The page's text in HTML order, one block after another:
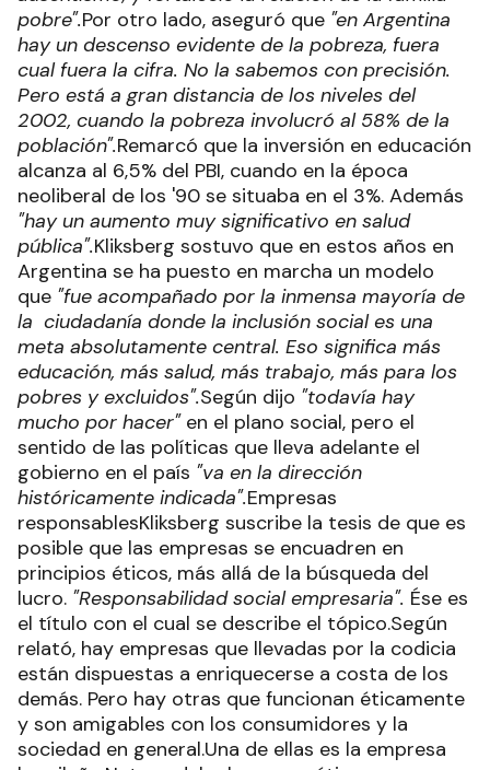
pobre".Por otro lado, aseguró que "en Argentina
hay un descenso evidente de la pobreza, fuera
cual fuera la cifra. No la sabemos con precisión.
Pero está a gran distancia de los niveles del
2002, cuando la pobreza involucró al 58% de la
población".Remarcó que la inversión en educación
alcanza al 6,5% del PBI, cuando en la época
neoliberal de los '90 se situaba en el 3%. Además
"hay un aumento muy significativo en salud
pública".Kliksberg sostuvo que en estos años en
Argentina se ha puesto en marcha un modelo
que "fue acompañado por la inmensa mayoría de
la ciudadanía donde la inclusión social es una
meta absolutamente central. Eso significa más
educación, más salud, más trabajo, más para los
pobres y excluidos".Según dijo "todavía hay
mucho por hacer"en el plano social, pero el
sentido de las políticas que lleva adelante el
gobierno en el país "va en la dirección
históricamente indicada".Empresas
responsablesKliksberg suscribe la tesis de que es
posible que las empresas se encuadren en
principios éticos, más allá de la búsqueda del
lucro. "Responsabilidad social empresaria". Ése es
el título con el cual se describe el tópico.Según
relató, hay empresas que llevadas por la codicia
están dispuestas a enriquecerse a costa de los
demás. Pero hay otras que funcionan éticamente
y son amigables con los consumidores y la
sociedad en general.Una de ellas es la empresa